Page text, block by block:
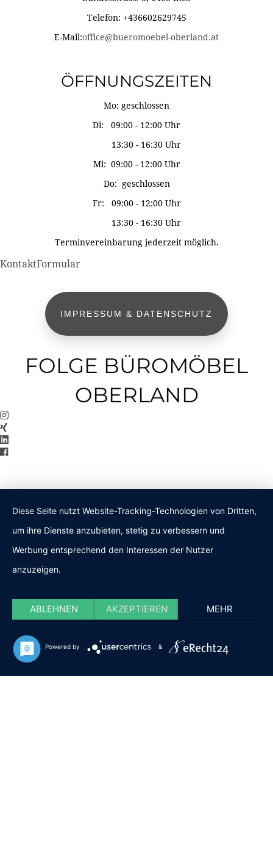
Telefon: +436602629745
E-Mail:office@bueromoebel-oberland.at
ÖFFNUNGSZEITEN
Mo: geschlossen
Di: 09:00 - 12:00 Uhr
13:30 - 16:30 Uhr
Mi: 09:00 - 12:00 Uhr
Do: geschlossen
Fr: 09:00 - 12:00 Uhr
13:30 - 16:30 Uhr
Terminvereinbarung jederzeit möglich.
KontaktFormular
IMPRESSUM & DATENSCHUTZ
FOLGE BÜROMÖBEL
OBERLAND
Diese Seite nutzt Website-Tracking-Technologien von Dritten,
um ihre Dienste anzubieten, stetig zu verbessern und
Werbung entsprechend den Interessen der Nutzer
anzuzeigen.
ABLEHNEN AKZEPTIEREN MEHR
Powered by &